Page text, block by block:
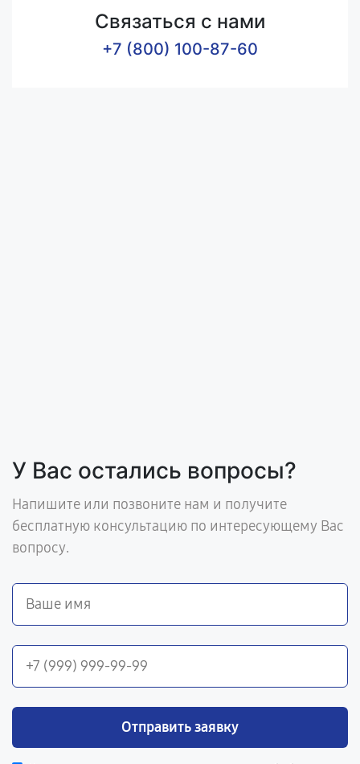
Связаться с нами
+7 (800) 100-87-60
У Вас остались вопросы?
Напишите или позвоните нам и получите
бесплатную консультацию по интересующему Вас
вопросу.
Отправить заявку